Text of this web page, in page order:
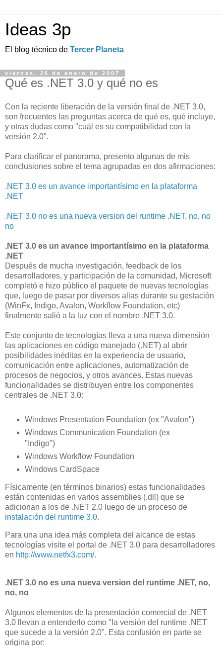
Ideas 3p
El blog técnico de Tercer Planeta
viernes, 26 de enero de 2007
Qué es .NET 3.0 y qué no es
Con la reciente liberación de la versión final de .NET 3.0,
son frecuentes las preguntas acerca de qué es, qué incluye,
y otras dudas como "cuál es su compatibilidad con la
versión 2.0".
Para clarificar el panorama, presento algunas de mis
conclusiones sobre el tema agrupadas en dos afirmaciones:
.NET 3.0 es un avance importantísimo en la plataforma
.NET
.NET 3.0 no es una nueva version del runtime .NET, no, no
no
.NET 3.0 es un avance importantísimo en la plataforma
.NET
Después de mucha investigación, feedback de los
desarrolladores, y participación de la comunidad, Microsoft
completó e hizo público el paquete de nuevas tecnologías
que, luego de pasar por diversos alias durante su gestación
(WinFx, Indigo, Avalon, Workflow Foundation, etc)
finalmente salió a la luz con el nombre .NET 3.0.
Este conjunto de tecnologías lleva a una nueva dimensión
las aplicaciones en código manejado (.NET) al abrir
posibilidades inéditas en la experiencia de usuario,
comunicación entre aplicaciones, automatización de
procesos de negocios, y otros avances. Estas nuevas
funcionalidades se distribuyen entre los componentes
centrales de .NET 3.0:
Windows Presentation Foundation (ex "Avalon")
Windows Communication Foundation (ex
"Indigo")
Windows Workflow Foundation
Windows CardSpace
Físicamente (en términos binarios) estas funcionalidades
están contenidas en varios assemblies (.dll) que se
adicionan a los de .NET 2.0 luego de un proceso de
instalación del runtime 3.0.
Para una una idea más completa del alcance de estas
tecnologías visite el portal de .NET 3.0 para desarrolladores
en http://www.netfx3.com/.
.NET 3.0 no es una nueva version del runtime .NET, no,
no, no
Algunos elementos de la presentación comercial de .NET
3.0 llevan a entenderlo como "la versión del runtime .NET
que sucede a la versión 2.0". Esta confusión en parte se
origina por: